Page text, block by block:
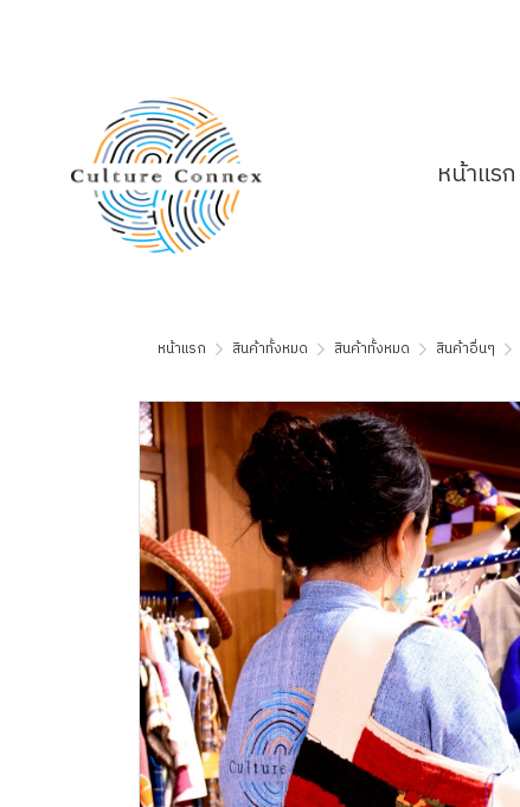
หน้าแรก
หน้าแรก สินค้าทั้งหมด สินค้าทั้งหมด สินค้าอื่นๆ